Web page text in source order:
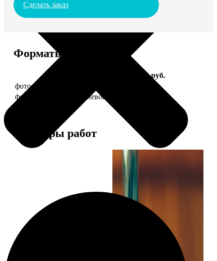
Сделать заказ
Форматы и цены
Цена, руб.
фото 30х40 в деревянной рамке
фото 30х40 в алюминиевой рамке
Примеры работ